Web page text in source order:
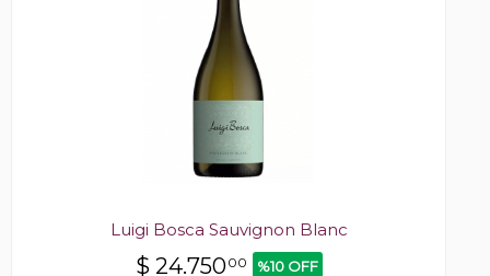
Luigi Bosca Sauvignon Blanc
$ 24.75000 %10 OFF